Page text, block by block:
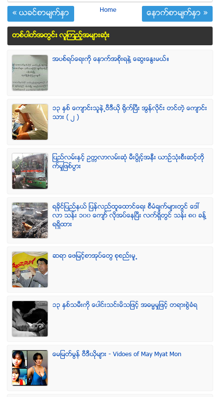
« ယခင္စာမ်က္ႏွာ Home ေနာက္စာမ်က္ႏွာ »
တစ္ပါတ္အတြင္း လူၾကည့္အမ်ားဆံုး
အပစ္ရပ္ေရးကို ေနာက္အစိုးရနဲ႔ ေဆြးေႏြးမယ္။
၁၃ ႏွစ္ ေက်ာင္းသူနဲ႕ဗီဒီယို ရိုက္ျပီး အြန္လိုင္း တင္တဲ့ ေက်ာင္း
သား ( ၂ )
ျပည္လမ္းႏွင့္ ဥကၠလာလမ္းဆုံ မီးပြိဳင့္အနီး ယာဥ္သုံးစီးဆင့္တို
က္မႈျဖစ္ပြား
ရခုိင္ျပည္နယ္ ျပန္လည္ထူေထာင္ေရး စီမံခ်က္မ်ားတြင္ ေဒၚ
လာ သန္း ၁၀၀ ေက်ာ္ လုိအပ္ေနၿပီး လက္ရွိတြင္ သန္း ၈၀ ခန္႔
ရရွိထား
ဆရာ ေဖျမင့္စာအုပ္ေတြ စုစည္းမူ႕
၁၃ ႏွစ္သမီးကို ေပါင္းသင္းမိသျဖင့္ အဓမၼမႈျဖင့္ တရားစြဲခံရ
ေမျမတ္မြန္ ဗီဒီယုိမ်ား - Vidoes of May Myat Mon